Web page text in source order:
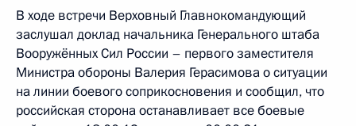
В ходе встречи Верховный Главнокомандующий
заслушал доклад начальника Генерального штаба
Вооружённых Сил России – первого заместителя
Министра обороны Валерия Герасимова о ситуации
на линии боевого соприкосновения и сообщил, что
российская сторона останавливает все боевые